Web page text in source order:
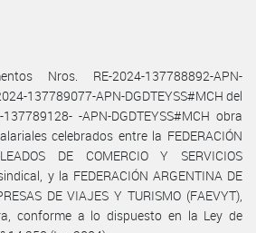
Nros. RE-2024-137788892-APN-
137789077-APN-DGDTEYSS#MCH del
-APN-DGDTEYSS#MCH obra
celebrados entre la FEDERACIÓN
DE COMERCIO Y SERVICIOS
y la FEDERACIÓN ARGENTINA DE
DE VIAJES Y TURISMO (FAEVYT),
conforme a lo dispuesto en la Ley de